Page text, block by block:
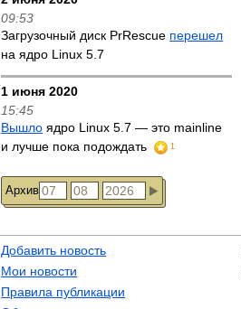
09:53
Загрузочный диск PrRescue перешел
на ядро Linux 5.7
1 июня 2020
15:45
Вышло ядро Linux 5.7 — это mainline
и лучше пока подождать
1
Архив
Добавить новость
Мои новости
Правила публикации